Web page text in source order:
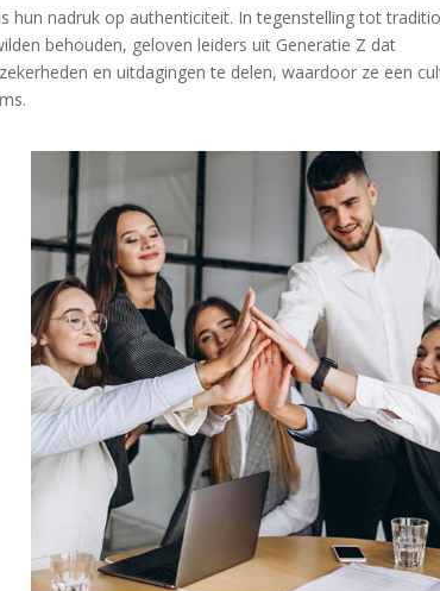
hun nadruk op authenticiteit. In tegenstelling tot
behouden, geloven leiders uit Generatie Z dat
en uitdagingen te delen, waardoor ze een